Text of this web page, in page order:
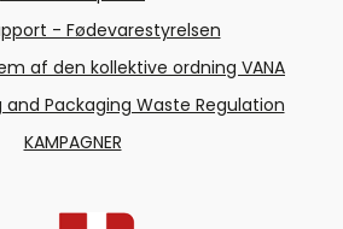
- Fødevarestyrelsen
af den kollektive ordning VANA
and Packaging Waste Regulation
KAMPAGNER